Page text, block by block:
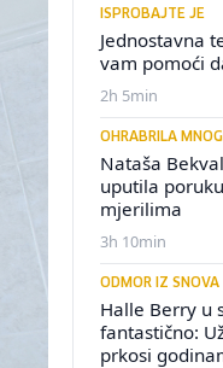
ISPROBAJTE JE
Jednostavna
vam pomoći
2h 5min
OHRABRILA
Nataša
uputila
mjerilima
3h 10min
ODMOR IZ SNOVA
Halle Berry u
fantastično:
prkosi